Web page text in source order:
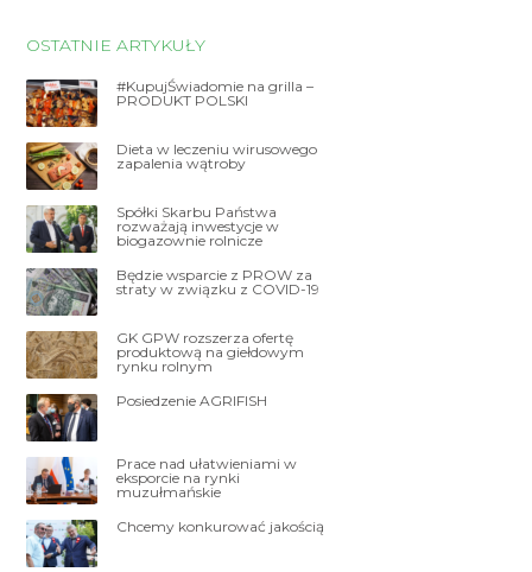
OSTATNIE ARTYKUŁY
#KupujŚwiadomie na grilla –
PRODUKT POLSKI
Dieta w leczeniu wirusowego
zapalenia wątroby
Spółki Skarbu Państwa
rozważają inwestycje w
biogazownie rolnicze
Będzie wsparcie z PROW za
straty w związku z COVID-19
GK GPW rozszerza ofertę
produktową na giełdowym
rynku rolnym
Posiedzenie AGRIFISH
Prace nad ułatwieniami w
eksporcie na rynki
muzułmańskie
Chcemy konkurować jakością